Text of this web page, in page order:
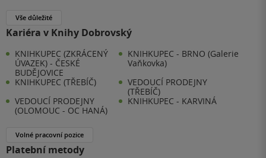
Vše důležité
Kariéra v Knihy Dobrovský
KNIHKUPEC (ZKRÁCENÝ
ÚVAZEK) - ČESKÉ
BUDĚJOVICE
KNIHKUPEC - BRNO (Galerie
Vaňkovka)
KNIHKUPEC (TŘEBÍČ)
VEDOUCÍ PRODEJNY
(TŘEBÍČ)
VEDOUCÍ PRODEJNY
(OLOMOUC - OC HANÁ)
KNIHKUPEC - KARVINÁ
Volné pracovní pozice
Platební metody